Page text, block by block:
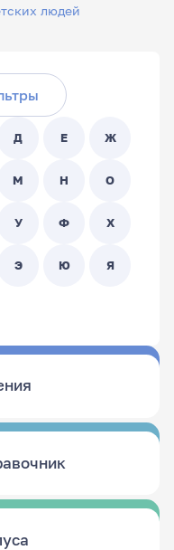
людей
Д Е Ж
М Н О
У Ф Х
Э Ю Я